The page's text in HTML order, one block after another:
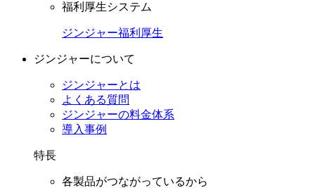
福利厚生システム
ジンジャー福利厚生
ジンジャーについて
ジンジャーとは
よくある質問
ジンジャーの料金体系
導入事例
特長
各製品がつながっているから